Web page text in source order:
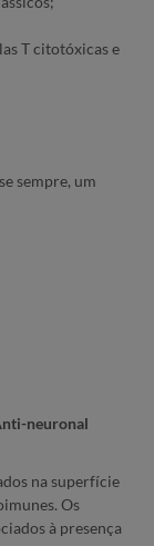
T citotóxicas e
sempre, um
neuronal
na superfície
Os
à presença